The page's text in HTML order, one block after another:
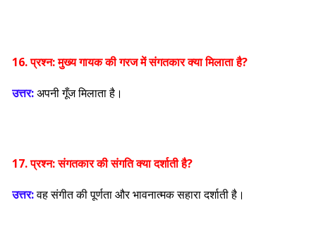
16. प्रश्न:मुख्य गायक की गरज में संगतकार क्या मिलाता है?
उत्तर:अपनी गूँज मिलाता है।
17. प्रश्न:संगतकार की संगति क्या दर्शाती है?
उत्तर:वह संगीत की पूर्णता और भावनात्मक सहारा दर्शाती है।